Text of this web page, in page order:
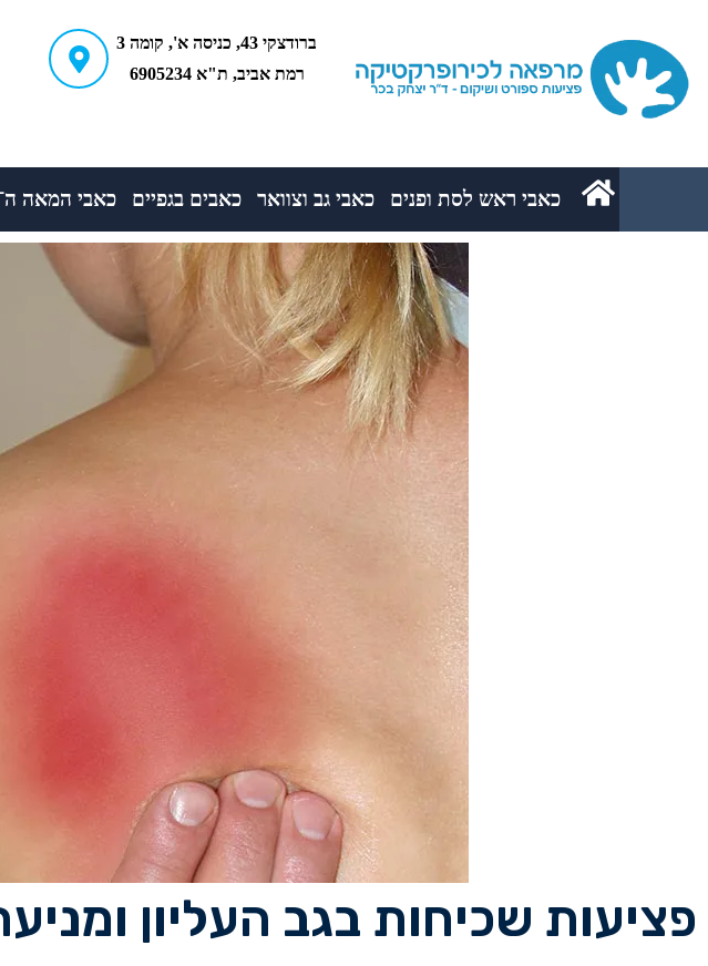
ברודצקי 43, כניסה א', קומה 3
רמת אביב, ת"א 6905234
כאבי ראש לסת ופנים כאבי גב וצוואר כאבים בגפיים כאבי המאה
פציעות שכיחות בגב העליון